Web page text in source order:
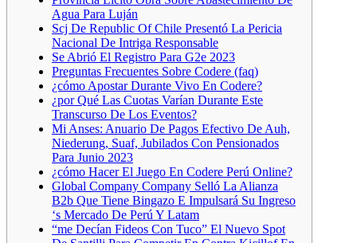
Agua Para Luján
Scj De Republic Of Chile Presentó La Pericia
Nacional De Intriga Responsable
Se Abrió El Registro Para G2e 2023
Preguntas Frecuentes Sobre Codere (faq)
¿cómo Apostar Durante Vivo En Codere?
¿por Qué Las Cuotas Varían Durante Este
Transcurso De Los Eventos?
Mi Anses: Anuario De Pagos Efectivo De Auh,
Niederung, Suaf, Jubilados Con Pensionados
Para Junio 2023
¿cómo Hacer El Juego En Codere Perú Online?
Global Company Company Selló La Alianza
B2b Que Tiene Bingazo E Impulsará Su Ingreso
‘s Mercado De Perú Y Latam
“me Decían Fideos Con Tuco” El Nuevo Spot